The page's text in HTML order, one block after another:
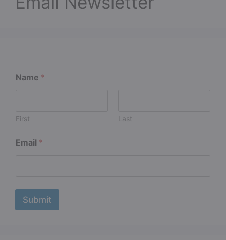
Name *
First Last
m
m
i
Email *
Submit